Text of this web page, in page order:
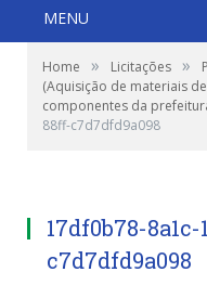
MENU
Home » Licitações »
(Aquisição de materiais
componentes da
88ff-c7d7dfd9a098
17df0b78-8a1c-
c7d7dfd9a098